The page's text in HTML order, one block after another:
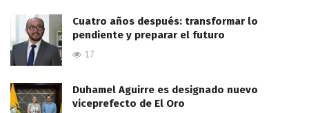
Cuatro años después: transformar lo
pendiente y preparar el futuro
17
Duhamel Aguirre es designado nuevo
viceprefecto de El Oro